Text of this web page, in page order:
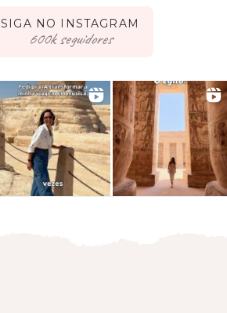
SIGA NO INSTAGRAM
seguidores